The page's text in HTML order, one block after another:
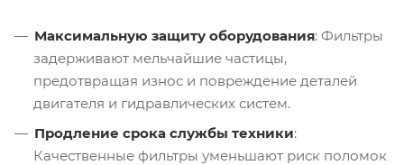
Максимальную защиту оборудования: Фильтры
задерживают мельчайшие частицы,
предотвращая износ и повреждение деталей
двигателя и гидравлических систем.
Продление срока службы техники:
Качественные фильтры уменьшают риск поломок